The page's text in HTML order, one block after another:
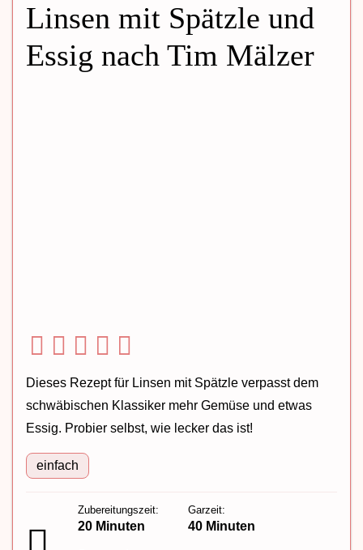
Linsen mit Spätzle und
Essig nach Tim Mälzer
Dieses Rezept für Linsen mit Spätzle verpasst dem
schwäbischen Klassiker mehr Gemüse und etwas
Essig. Probier selbst, wie lecker das ist!
einfach
Zubereitungszeit:
20 Minuten
Garzeit:
40 Minuten